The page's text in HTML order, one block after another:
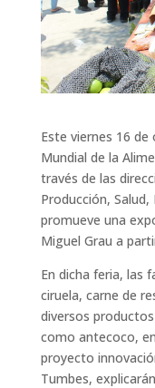
Este viernes 16
Mundial de la
través de las
Producción,
promueve una
Miguel Grau a
En dicha feria, las
ciruela, carne de
diversos
como antecoco,
proyecto
Tumbes,